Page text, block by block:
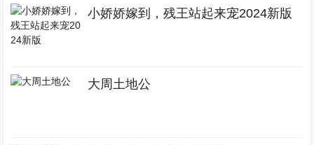
小娇娇嫁到，残王站起来宠2024新版
大周土地公